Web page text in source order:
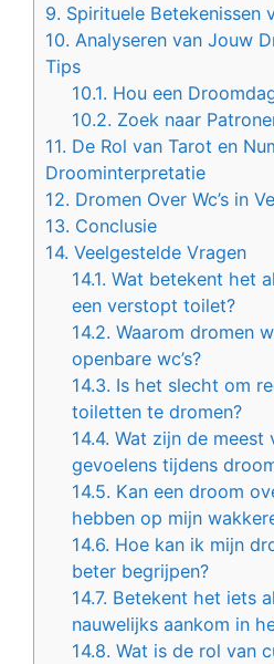
9. Spirituele Betekenissen
10. Analyseren van Jouw
Tips
10.1. Hou een
10.2. Zoek naar
11. De Rol van Tarot en
Droominterpretatie
12. Dromen Over Wc’s in
13. Conclusie
14. Veelgestelde Vragen
14.1. Wat betekent het
een verstopt toilet?
14.2. Waarom dromen
openbare wc’s?
14.3. Is het slecht om
toiletten te dromen?
14.4. Wat zijn de meest
gevoelens tijdens
14.5. Kan een droom
hebben op mijn
14.6. Hoe kan ik mijn
beter begrijpen?
14.7. Betekent het iets
nauwelijks aankom in
14.8. Wat is de rol van